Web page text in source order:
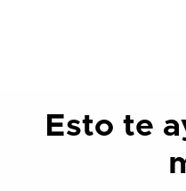
Esto te